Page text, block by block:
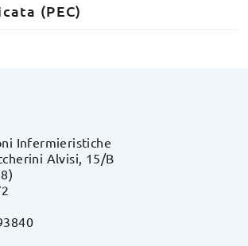
(PEC)
Infermieristiche
Alvisi, 15/B